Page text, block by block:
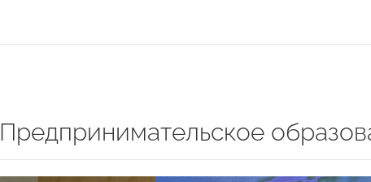
Предпринимательское